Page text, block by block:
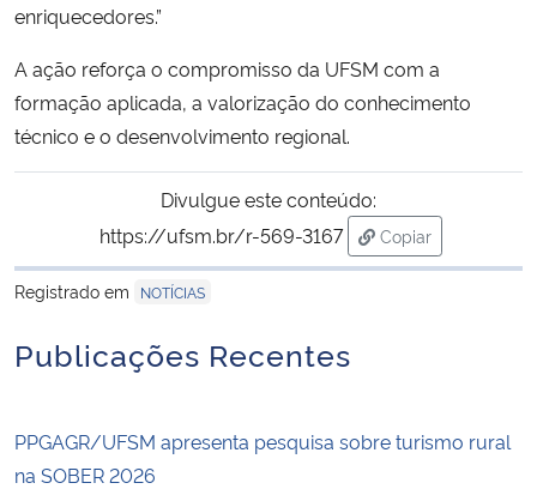
enriquecedores.”
A ação reforça o compromisso da UFSM com a
formação aplicada, a valorização do conhecimento
técnico e o desenvolvimento regional.
Divulgue este conteúdo:
https://ufsm.br/r-569-3167
Copiar
para área de
Registrado em
NOTÍCIAS
Publicações Recentes
PPGAGR/UFSM apresenta pesquisa sobre turismo rural
na SOBER 2026